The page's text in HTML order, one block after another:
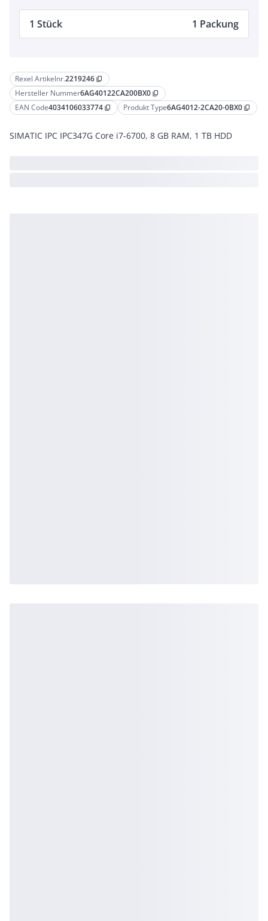
Rexel Artikelnr.2219246 content_copy
Hersteller Nummer6AG40122CA200BX0 content_copy
EAN Code4034106033774 content_copy Produkt Type6AG4012-2CA20-0BX0 content_copy
SIMATIC IPC IPC347G Core i7-6700, 8 GB RAM, 1 TB HDD
1 Stück 1 Packung